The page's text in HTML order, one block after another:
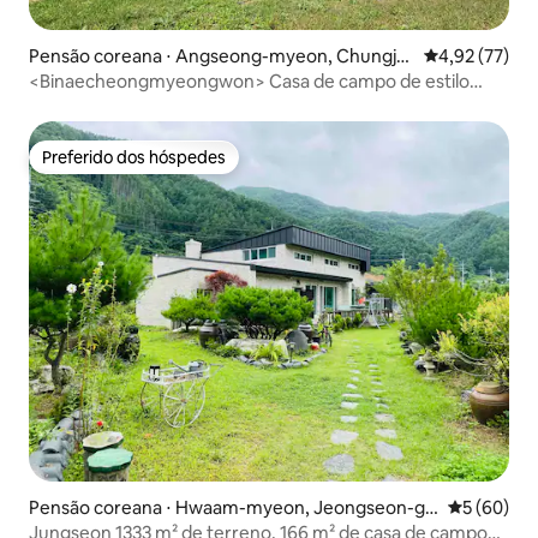
Pensão coreana ⋅ Angseong-myeon, Chungju-
si
4,92 de uma
4,92 (77)
<Binaecheongmyeongwon> Casa de campo de estilo
rio Namhan e a ilha de Binae
Preferido dos hóspedes
Preferido dos hóspedes
Pensão coreana ⋅ Hwaam-myeon, Jeongseon-gu
n
5 de uma
5 (60)
Jungseon 1333 m² de terreno, 166 m² de casa de campo